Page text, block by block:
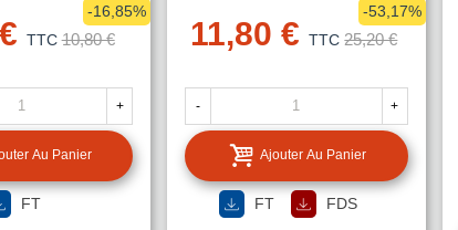
TTC 10,80 €
-16,85%
+
Au Panier
FT
11,80 € TTC 25,20 €
-53,17%
- +
Ajouter Au Panier
FT FDS